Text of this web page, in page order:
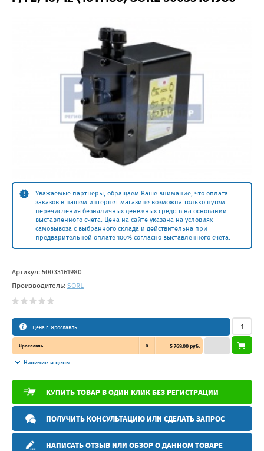
Уважаемые партнеры, обращаем Ваше внимание, что оплата
заказов в нашем интернет магазине возможна только путем
перечисления безналичных денежных средств на основании
выставленного счета. Цена на сайте указана на условиях
самовывоза с выбранного склада и действительна при
предварительной оплате 100% согласно выставленного счета.
Артикул: 50033161980
Производитель: SORL
Цена г. Ярославль
Ярославль 0 5 769.00 руб.
Наличие и цены
–
КУПИТЬ ТОВАР В ОДИН КЛИК БЕЗ РЕГИСТРАЦИИ
ПОЛУЧИТЬ КОНСУЛЬТАЦИЮ ИЛИ СДЕЛАТЬ ЗАПРОС
НАПИСАТЬ ОТЗЫВ ИЛИ ОБЗОР О ДАННОМ ТОВАРЕ